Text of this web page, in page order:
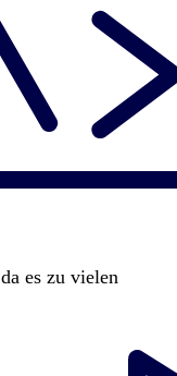
es zu vielen